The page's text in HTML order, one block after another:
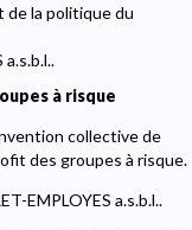
de la politique du
à risque
collective de
des groupes à risque.
EMPLOYES a.s.b.l..